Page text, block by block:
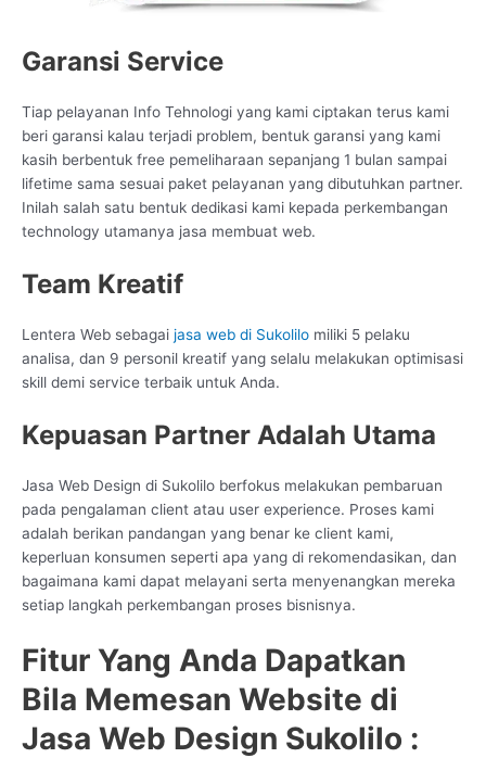
Garansi Service
Tiap pelayanan Info Tehnologi yang kami ciptakan terus kami
beri garansi kalau terjadi problem, bentuk garansi yang kami
kasih berbentuk free pemeliharaan sepanjang 1 bulan sampai
lifetime sama sesuai paket pelayanan yang dibutuhkan partner.
Inilah salah satu bentuk dedikasi kami kepada perkembangan
technology utamanya jasa membuat web.
Team Kreatif
Lentera Web sebagai jasa web di Sukolilo miliki 5 pelaku
analisa, dan 9 personil kreatif yang selalu melakukan optimisasi
skill demi service terbaik untuk Anda.
Kepuasan Partner Adalah Utama
Jasa Web Design di Sukolilo berfokus melakukan pembaruan
pada pengalaman client atau user experience. Proses kami
adalah berikan pandangan yang benar ke client kami,
keperluan konsumen seperti apa yang di rekomendasikan, dan
bagaimana kami dapat melayani serta menyenangkan mereka
setiap langkah perkembangan proses bisnisnya.
Fitur Yang Anda Dapatkan
Bila Memesan Website di
Jasa Web Design Sukolilo :